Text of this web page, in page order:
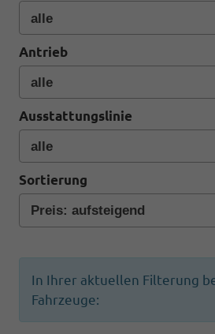
Antrieb
Ausstattungslinie
Sortierung
In Ihrer aktuellen Filterung
Fahrzeuge: